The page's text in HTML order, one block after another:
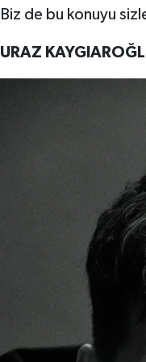
Biz de bu konuyu
URAZ